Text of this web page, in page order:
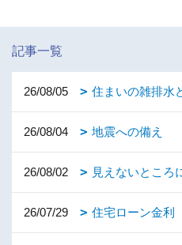
記事一覧
26/08/05 住まいの雑排水
26/08/04 地震への備え
26/08/02 見えないところ
26/07/29 住宅ローン金利